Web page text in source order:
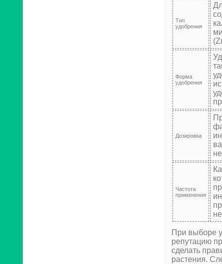
Тип
удобрения
Форма
удобрения
Дозировка
Частота
применения
При выборе
репутацию
сделать
растения.